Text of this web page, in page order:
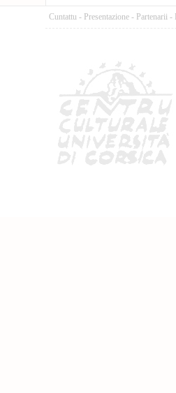
Cuntattu - Presentazione - Partenarii -